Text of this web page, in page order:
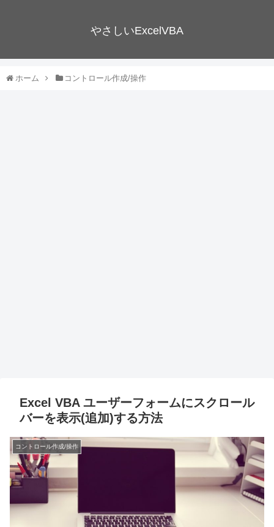
やさしいExcelVBA
ホーム コントロール作成/操作
Excel VBA ユーザーフォームにスクロール
バーを表示(追加)する方法
コントロール作成/操作